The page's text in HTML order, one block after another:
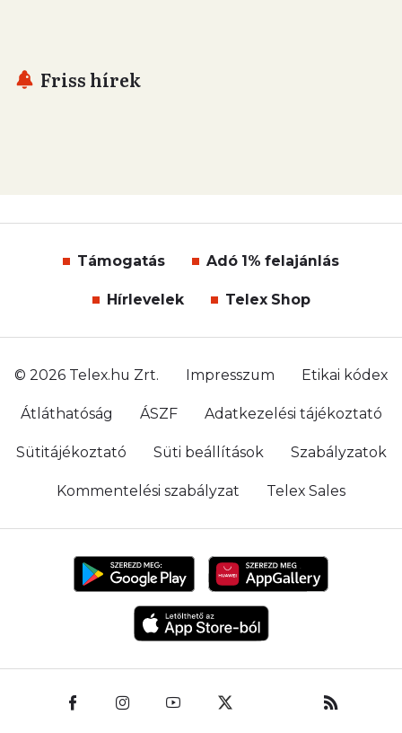
Friss hírek
Támogatás Adó 1% felajánlás
Hírlevelek Telex Shop
© 2026 Telex.hu Zrt. Impresszum Etikai kódex
Átláthatóság ÁSZF Adatkezelési tájékoztató
Sütitájékoztató Süti beállítások Szabályzatok
Kommentelési szabályzat Telex Sales